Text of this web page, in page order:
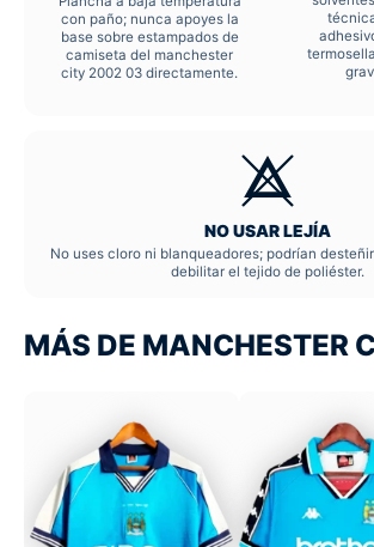
con paño; nunca apoyes la
base sobre estampados de
camiseta del manchester
city 2002 03 directamente.
NO USAR LEJÍA
No uses cloro ni blanqueadores; podrían
debilitar el tejido de poliéster.
MÁS DE MANCHESTER